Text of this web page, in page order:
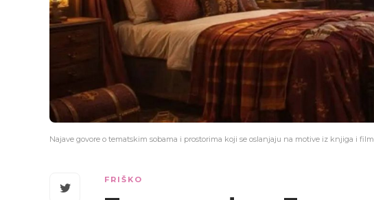
Najave govore o tematskim sobama i prostorima koji se oslanjaju na motive iz knjiga i
FRIŠKO